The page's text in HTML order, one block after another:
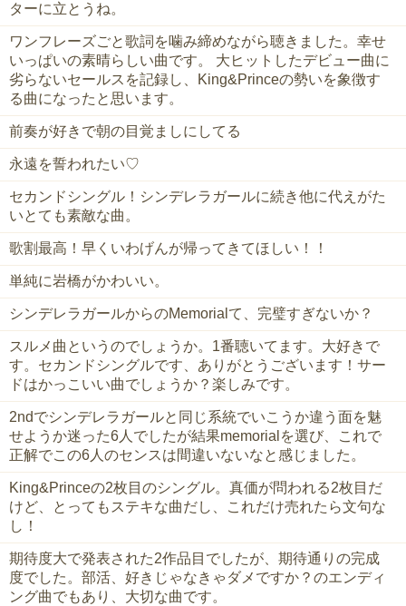
ターに立とうね。
ワンフレーズごと歌詞を噛み締めながら聴きました。幸せ
いっぱいの素晴らしい曲です。 大ヒットしたデビュー曲に
劣らないセールスを記録し、King&Princeの勢いを象徴す
る曲になったと思います。
前奏が好きで朝の目覚ましにしてる
永遠を誓われたい♡
セカンドシングル！シンデレラガールに続き他に代えがた
いとても素敵な曲。
歌割最高！早くいわげんが帰ってきてほしい！！
単純に岩橋がかわいい。
シンデレラガールからのMemorialて、完璧すぎないか？
スルメ曲というのでしょうか。1番聴いてます。大好きで
す。セカンドシングルです、ありがとうございます！サー
ドはかっこいい曲でしょうか？楽しみです。
2ndでシンデレラガールと同じ系統でいこうか違う面を魅
せようか迷った6人でしたが結果memorialを選び、これで
正解でこの6人のセンスは間違いないなと感じました。
King&Princeの2枚目のシングル。真価が問われる2枚目だ
けど、とってもステキな曲だし、これだけ売れたら文句な
し！
期待度大で発表された2作品目でしたが、期待通りの完成
度でした。部活、好きじゃなきゃダメですか？のエンディ
ング曲でもあり、大切な曲です。